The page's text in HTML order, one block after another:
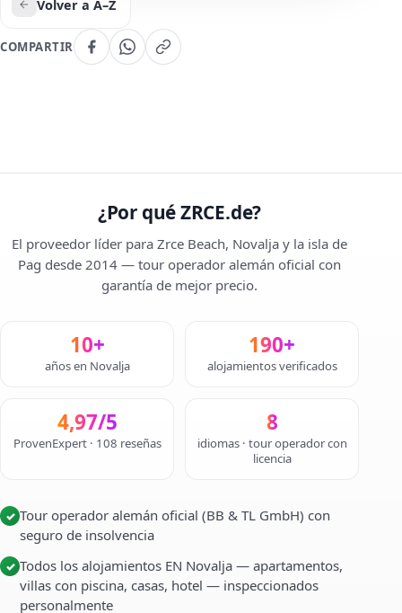
Volver a A–Z
COMPARTIR
¿Por qué ZRCE.de?
El proveedor líder para Zrce Beach, Novalja y la isla de
Pag desde 2014 — tour operador alemán oficial con
garantía de mejor precio.
10+
años en Novalja
190+
alojamientos verificados
4,97/5
ProvenExpert · 108 reseñas
8
idiomas · tour operador con
licencia
✓ Tour operador alemán oficial (BB & TL GmbH) con
seguro de insolvencia
✓ Todos los alojamientos EN Novalja — apartamentos,
villas con piscina, casas, hotel — inspeccionados
personalmente